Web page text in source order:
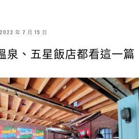
2022 年 7 月 15 日
泉、五星飯店都看這一篇